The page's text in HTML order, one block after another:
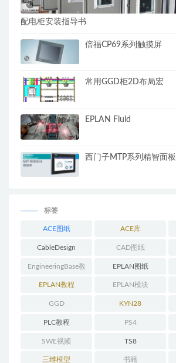
配电柜安装指导书
倍福CP69系列触摸屏
常用GGD柜2D布局宏
EPLAN Fluid
西门子MTP系列精智面
标签
ACE图纸 ACE库
CableDesign CAD图纸
EngineeringBase教
程
EPLAN图纸
EPLAN教程 EPLAN模块
GGD KYN28
PLC教程 PS4
SWE视频 TS8
三维模型 书籍